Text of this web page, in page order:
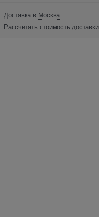
Доставка в Москва
Рассчитать стоимость доставки